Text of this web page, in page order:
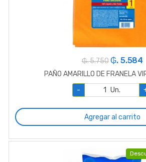
₲. 5.750 ₲. 5.584
PAÑO AMARILLO DE FRANELA
-
Un.
Agregar al carrito